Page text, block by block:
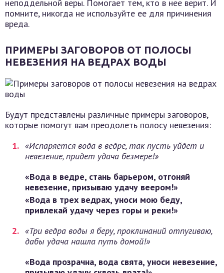
неподдельной веры. Помогает тем, кто в нее верит. И
помните, никогда не используйте ее для причинения
вреда.
ПРИМЕРЫ ЗАГОВОРОВ ОТ ПОЛОСЫ
НЕВЕЗЕНИЯ НА ВЕДРАХ ВОДЫ
Будут представлены различные примеры заговоров,
которые помогут вам преодолеть полосу невезения:
«Испаряется вода в ведре, так пусть уйдет и
невезение, придет удача безмере!»
«Вода в ведре, стань барьером, отгоняй
невезение, призываю удачу веером!»
«Вода в трех ведрах, уноси мою беду,
привлекай удачу через горы и реки!»
«Три ведра воды я беру, проклинаний отпугиваю,
дабы удача нашла путь домой!»
«Вода прозрачна, вода свята, уноси невезение,